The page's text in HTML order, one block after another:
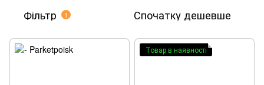
Фільтр 1 Спочатку дешевше
Товар в наявності